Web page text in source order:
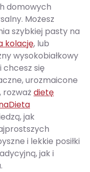
domowych
Możesz
szybkiej pasty na
kolację, lub
wysokobiałkowy
chcesz się
urozmaicone
rozważ dietę
jak
i lekkie posiłki
jak i